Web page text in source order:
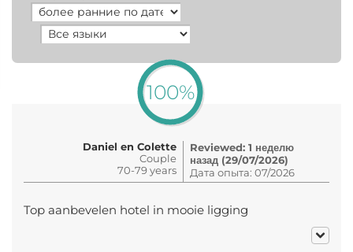
100%
Daniel en Colette
Couple
70-79 years
Reviewed: 1 неделю
назад (29/07/2026)
Дата опыта: 07/2026
Top aanbevelen hotel in mooie ligging